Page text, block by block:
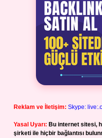
Reklam ve İletişim: Skype:
Yasal Uyarı: Bu internet sitesi,
şirketi ile hiçbir bağlantısı